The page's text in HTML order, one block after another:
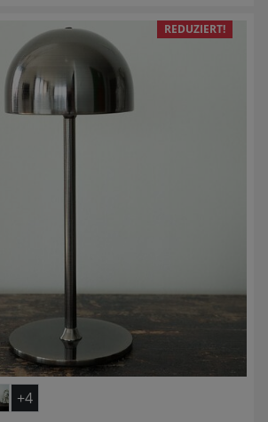
REDUZIERT!
+4